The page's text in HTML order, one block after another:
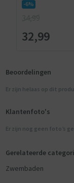
-6%
32,99
Beoordelingen
Er zijn helaas op dit
Klantenfoto's
Er zijn nog geen foto’s
Gerelateerde
Zwembaden